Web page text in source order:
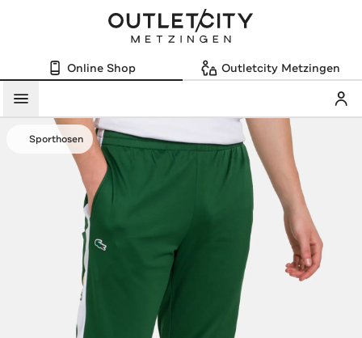
Online Shop Outletcity Metzingen
Menü
Sporthosen